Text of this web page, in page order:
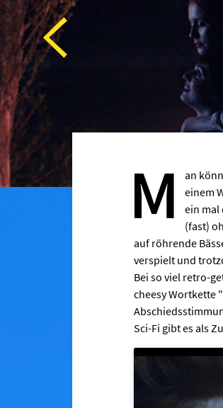
M
an
einem
ein mal
(fast)
auf röhrende
verspielt und
Bei so viel retro-
cheesy Wortkette
Sci-Fi gibt es als